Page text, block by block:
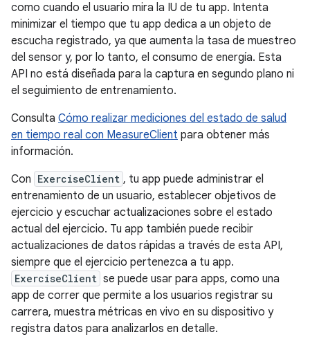
como cuando el usuario mira la IU de tu app. Intenta
minimizar el tiempo que tu app dedica a un objeto de
escucha registrado, ya que aumenta la tasa de muestreo
del sensor y, por lo tanto, el consumo de energía. Esta
API no está diseñada para la captura en segundo plano ni
el seguimiento de entrenamiento.
Consulta Cómo realizar mediciones del estado de salud
en tiempo real con MeasureClient para obtener más
información.
Con ExerciseClient , tu app puede administrar el
entrenamiento de un usuario, establecer objetivos de
ejercicio y escuchar actualizaciones sobre el estado
actual del ejercicio. Tu app también puede recibir
actualizaciones de datos rápidas a través de esta API,
siempre que el ejercicio pertenezca a tu app.
ExerciseClient se puede usar para apps, como una
app de correr que permite a los usuarios registrar su
carrera, muestra métricas en vivo en su dispositivo y
registra datos para analizarlos en detalle.